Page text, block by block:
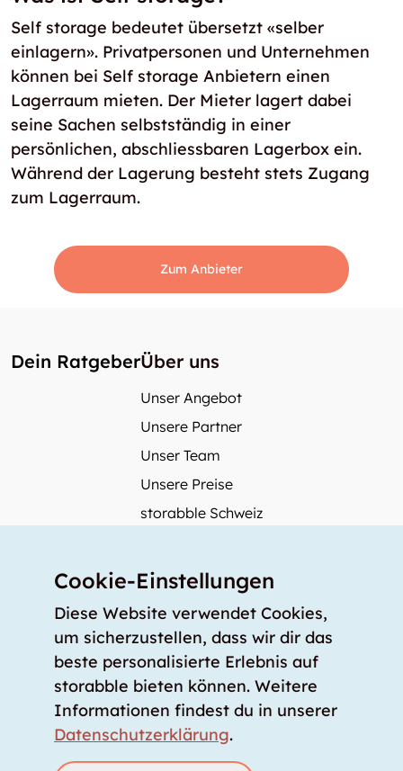
Self storage bedeutet übersetzt «selber
einlagern». Privatpersonen und Unternehmen
können bei Self storage Anbietern einen
Lagerraum mieten. Der Mieter lagert dabei
seine Sachen selbstständig in einer
persönlichen, abschliessbaren Lagerbox ein.
Während der Lagerung besteht stets Zugang
zum Lagerraum.
Zum Anbieter
Dein RatgeberÜber uns
Unser Angebot
Unsere Partner
Unser Team
Unsere Preise
storabble Schweiz
Mehr über storabble
Medienbeiträge
Wie gross muss ein Lagerraum sein?
Was kostet ein Lagerraum?
Für Lageranbieter
Lagerraum inserieren
Cookie-Einstellungen
Diese Website verwendet Cookies,
um sicherzustellen, dass wir dir das
beste personalisierte Erlebnis auf
storabble bieten können. Weitere
Informationen findest du in unserer
Datenschutzerklärung.